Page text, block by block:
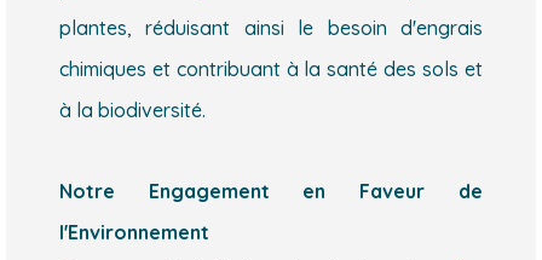
plantes, réduisant ainsi le besoin d'engrais
chimiques et contribuant à la santé des sols et
à la biodiversité.
Notre Engagement en Faveur de
l'Environnement